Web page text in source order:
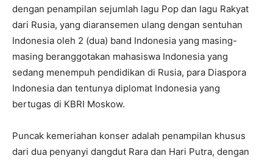
dengan penampilan sejumlah lagu Pop dan lagu Rakyat
dari Rusia, yang diaransemen ulang dengan sentuhan
Indonesia oleh 2 (dua) band Indonesia yang masing-
masing beranggotakan mahasiswa Indonesia yang
sedang menempuh pendidikan di Rusia, para Diaspora
Indonesia dan tentunya diplomat Indonesia yang
bertugas di KBRI Moskow.
Puncak kemeriahan konser adalah penampilan khusus
dari dua penyanyi dangdut Rara dan Hari Putra, dengan